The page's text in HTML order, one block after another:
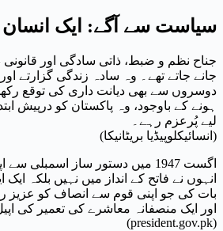
سیاست سے آگے: ایک انسان
جناح نظم و ضبط، ذاتی سادگی اور
جانے جاتے تھے۔ وہ سادہ زندگی گزارتے
دوسروں سے بھی دیانت داری کی توقع
ہونے کے باوجود، وہ پاکستان کو درپیش
لیے پُرعزم رہے۔
(انسائیکلوپیڈیا بریٹانیکا)
اگست 1947 میں دستور ساز اسمبلی
انہوں نے فاتح کے انداز میں نہیں بلکہ
بات کی جو اپنی قوم سے انصاف کو عزیز
اور ایک منصفانہ معاشرے کی تعمیر کی
(president.gov.pk)